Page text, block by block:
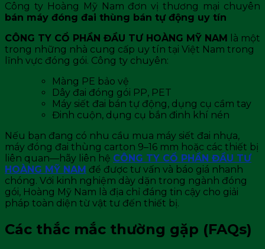
Công ty Hoàng Mỹ Nam đơn vị thương mại chuyên
bán máy đóng đai thùng bán tự động uy tín
CÔNG TY CỔ PHẦN ĐẦU TƯ HOÀNG MỸ NAM
là một
trong những nhà cung cấp uy tín tại Việt Nam trong
lĩnh vực đóng gói. Công ty chuyên:
Màng PE bảo vệ
Dây đai đóng gói PP, PET
Máy siết đai bán tự động, dụng cụ cầm tay
Đinh cuộn, dụng cụ bắn đinh khí nén
Nếu bạn đang có nhu cầu mua máy siết đai nhựa,
máy đóng đai thùng carton 9–16 mm hoặc các thiết bị
liên quan—hãy liên hệ CÔNG TY CỔ PHẦN ĐẦU TƯ
HOÀNG MỸ NAM để được tư vấn và báo giá nhanh
chóng. Với kinh nghiệm dày dặn trong ngành đóng
gói, Hoàng Mỹ Nam là địa chỉ đáng tin cậy cho giải
pháp toàn diện từ vật tư đến thiết bị.
Các thắc mắc thường gặp (FAQs)